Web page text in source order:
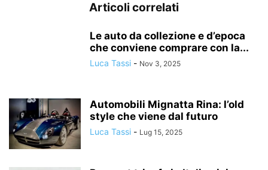
Articoli correlati
Le auto da collezione e d’epoca
che conviene comprare con la...
Luca Tassi - Nov 3, 2025
Automobili Mignatta Rina: l’old
style che viene dal futuro
Luca Tassi - Lug 15, 2025